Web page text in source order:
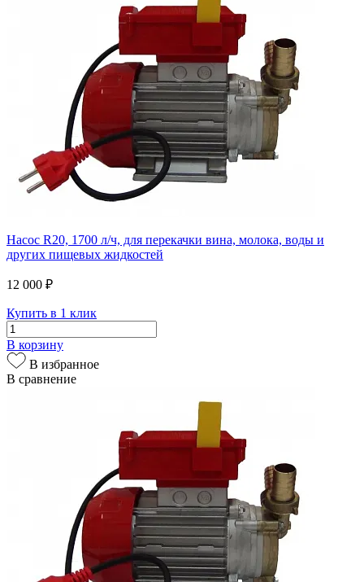
Насос R20, 1700 л/ч, для перекачки вина, молока, воды и
других пищевых жидкостей
12 000 ₽
Купить в 1 клик
В корзину
В избранное
В сравнение